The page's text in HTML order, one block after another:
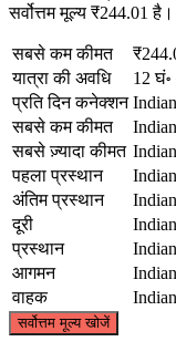
सर्वोत्तम मूल्य ₹244.01 है।
सबसे कम कीमत
यात्रा की अवधि
12 घं॰
प्रति दिन कनेक्शन
सबसे कम कीमत
सबसे ज़्यादा कीमत
पहला प्रस्थान
अंतिम प्रस्थान
दूरी
प्रस्थान
आगमन
वाहक
सर्वोत्तम मूल्य खोजें